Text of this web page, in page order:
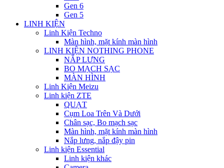
Gen 6
Gen 5
LINH KIỆN
Linh Kiện Techno
Màn hình, mặt kính màn hình
LINH KIỆN NOTHING PHONE
NẮP LƯNG
BO MẠCH SẠC
MÀN HÌNH
Linh Kiện Meizu
Linh kiện ZTE
QUẠT
Cụm Loa Trên Và Dưới
Chân sạc, Bo mạch sạc
Màn hình, mặt kính màn hình
Nắp lưng, nắp đậy pin
Linh kiện Essential
Linh kiện khác